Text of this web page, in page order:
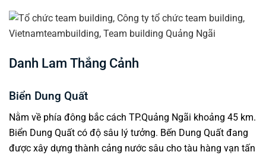
Danh Lam Thắng Cảnh
Biển Dung Quất
Nằm về phía đông bắc cách TP.Quảng Ngãi khoảng 45 km.
Biển Dung Quất có độ sâu lý tưởng. Bến Dung Quất đang
được xây dựng thành cảng nước sâu cho tàu hàng vạn tấn